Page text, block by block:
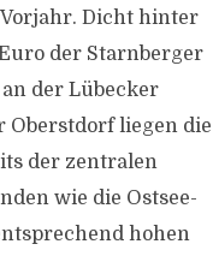
Dicht hinter
der Starnberger
der Lübecker
Oberstdorf liegen die
der zentralen
wie die Ostsee-
hohen